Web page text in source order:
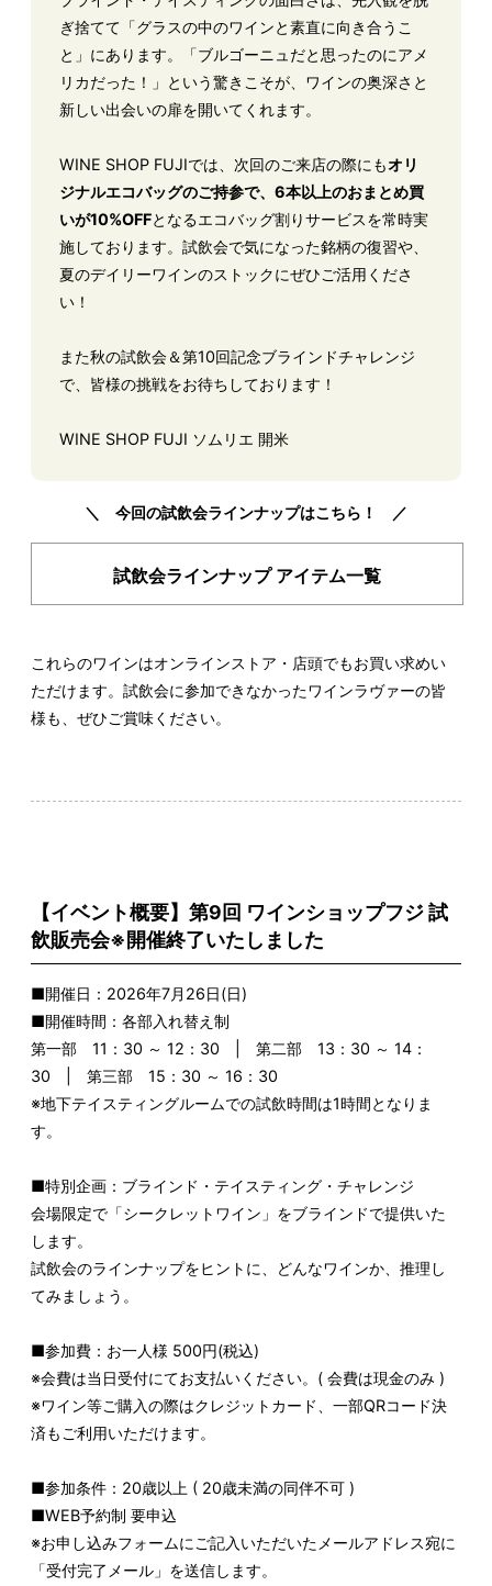
ぎ捨てて「グラスの中のワインと素直に向き合うこ
と」にあります。「ブルゴーニュだと思ったのにアメ
リカだった！」という驚きこそが、ワインの奥深さと
新しい出会いの扉を開いてくれます。
WINE SHOP FUJIでは、次回のご来店の際にもオリ
ジナルエコバッグのご持参で、6本以上のおまとめ買
いが10%OFFとなるエコバッグ割りサービスを常時実
施しております。試飲会で気になった銘柄の復習や、
夏のデイリーワインのストックにぜひご活用くださ
い！
また秋の試飲会＆第10回記念ブラインドチャレンジ
で、皆様の挑戦をお待ちしております！
WINE SHOP FUJI ソムリエ 開米
＼ 今回の試飲会ラインナップはこちら！ ／
試飲会ラインナップ アイテム一覧
これらのワインはオンラインストア・店頭でもお買い求めい
ただけます。試飲会に参加できなかったワインラヴァーの皆
様も、ぜひご賞味ください。
【イベント概要】第9回 ワインショップフジ 試
飲販売会※開催終了いたしました
■開催日：2026年7月26日(日)
■開催時間：各部入れ替え制
第一部 11：30 ～ 12：30 | 第二部 13：30 ～ 14：
30 | 第三部 15：30 ～ 16：30
※地下テイスティングルームでの試飲時間は1時間となりま
す。
■特別企画：ブラインド・テイスティング・チャレンジ
会場限定で「シークレットワイン」をブラインドで提供いた
します。
試飲会のラインナップをヒントに、どんなワインか、推理し
てみましょう。
■参加費：お一人様 500円(税込)
※会費は当日受付にてお支払いください。( 会費は現金のみ )
※ワイン等ご購入の際はクレジットカード、一部QRコード決
済もご利用いただけます。
■参加条件：20歳以上 ( 20歳未満の同伴不可 )
■WEB予約制 要申込
※お申し込みフォームにご記入いただいたメールアドレス宛に
「受付完了メール」を送信します。